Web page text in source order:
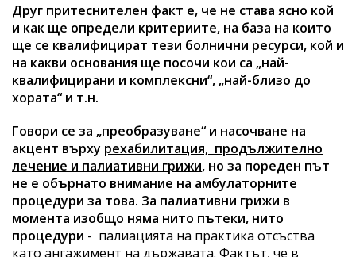
Друг притеснителен факт е, че не става ясно кой
и как ще определи критериите, на база на които
ще се квалифицират тези болнични ресурси, кой и
на какви основания ще посочи кои са „най-
квалифицирани и комплексни“, „най-близо до
хората“ и т.н.
Говори се за „преобразуване“ и насочване на
акцент върху рехабилитация, продължително
лечение и палиативни грижи, но за пореден път
не е обърнато внимание на амбулаторните
процедури за това. За палиативни грижи в
момента изобщо няма нито пътеки, нито
процедури - палиацията на практика отсъства
като ангажимент на държавата. Фактът, че в